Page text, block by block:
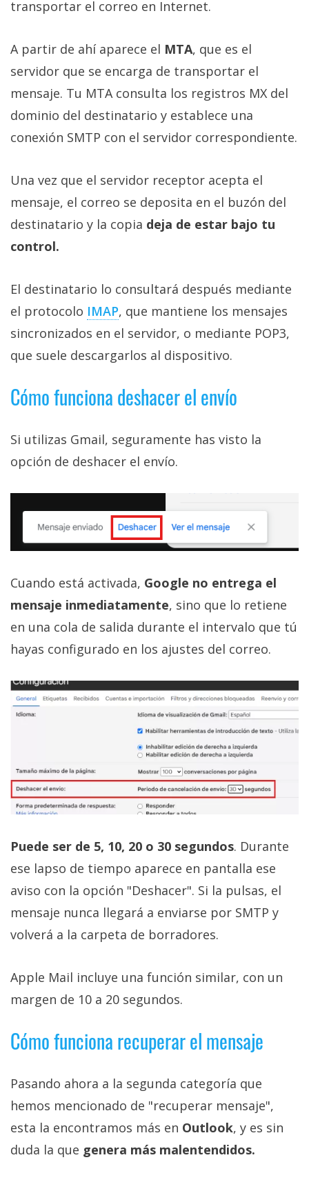
transportar el correo en Internet.
A partir de ahí aparece el MTA, que es el
servidor que se encarga de transportar el
mensaje. Tu MTA consulta los registros MX del
dominio del destinatario y establece una
conexión SMTP con el servidor correspondiente.
Una vez que el servidor receptor acepta el
mensaje, el correo se deposita en el buzón del
destinatario y la copia deja de estar bajo tu
control.
El destinatario lo consultará después mediante
el protocolo IMAP‎, que mantiene los mensajes
sincronizados en el servidor, o mediante POP3,
que suele descargarlos al dispositivo.
Cómo funciona deshacer el envío
Si utilizas Gmail, seguramente has visto la
opción de deshacer el envío.
Cuando está activada, Google no entrega el
mensaje inmediatamente, sino que lo retiene
en una cola de salida durante el intervalo que tú
hayas configurado en los ajustes del correo.
Puede ser de 5, 10, 20 o 30 segundos. Durante
ese lapso de tiempo aparece en pantalla ese
aviso con la opción "Deshacer". Si la pulsas, el
mensaje nunca llegará a enviarse por SMTP y
volverá a la carpeta de borradores.
Apple Mail incluye una función similar, con un
margen de 10 a 20 segundos.
Cómo funciona recuperar el mensaje
Pasando ahora a la segunda categoría que
hemos mencionado de "recuperar mensaje",
esta la encontramos más en Outlook, y es sin
duda la que genera más malentendidos.